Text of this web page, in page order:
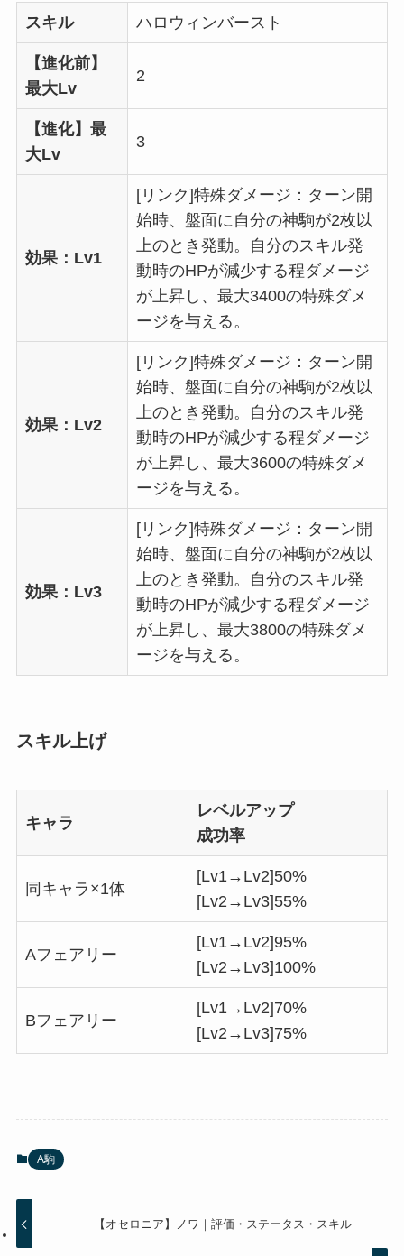
スキル ハロウィンバースト
【進化前】
最大Lv
2
【進化】最
大Lv
3
効果：Lv1
[リンク]特殊ダメージ：ターン開
始時、盤面に自分の神駒が2枚以
上のとき発動。自分のスキル発
動時のHPが減少する程ダメージ
が上昇し、最大3400の特殊ダメ
ージを与える。
効果：Lv2
[リンク]特殊ダメージ：ターン開
始時、盤面に自分の神駒が2枚以
上のとき発動。自分のスキル発
動時のHPが減少する程ダメージ
が上昇し、最大3600の特殊ダメ
ージを与える。
効果：Lv3
[リンク]特殊ダメージ：ターン開
始時、盤面に自分の神駒が2枚以
上のとき発動。自分のスキル発
動時のHPが減少する程ダメージ
が上昇し、最大3800の特殊ダメ
ージを与える。
スキル上げ
キャラ
レベルアップ
成功率
同キャラ×1体
[Lv1→Lv2]50%
[Lv2→Lv3]55%
Aフェアリー
[Lv1→Lv2]95%
[Lv2→Lv3]100%
Bフェアリー
[Lv1→Lv2]70%
[Lv2→Lv3]75%
A駒
【オセロニア】ノワ｜評価・ステータス・スキル